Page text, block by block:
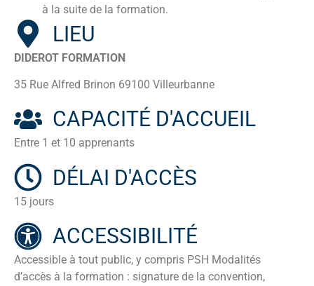
à la suite de la formation.
LIEU
DIDEROT FORMATION
35 Rue Alfred Brinon 69100 Villeurbanne
CAPACITÉ D'ACCUEIL
Entre 1 et 10 apprenants
DÉLAI D'ACCÈS
15 jours
ACCESSIBILITÉ
Accessible à tout public, y compris PSH Modalités
d’accès à la formation : signature de la convention,